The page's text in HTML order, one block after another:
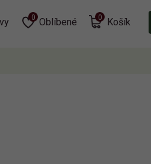
Oblíbené
0 Košík
0